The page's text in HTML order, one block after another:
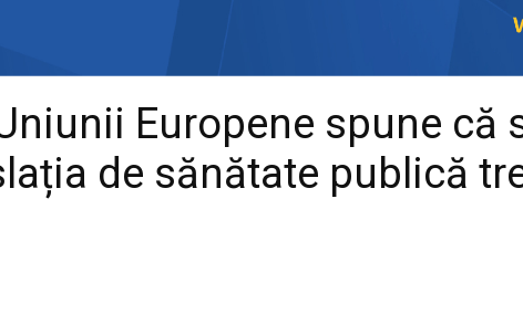
Europene spune că
de sănătate publică